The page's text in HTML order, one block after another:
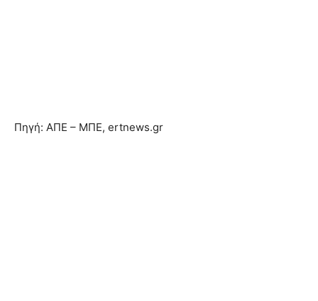
Πηγή: ΑΠΕ – ΜΠΕ, ertnews.gr